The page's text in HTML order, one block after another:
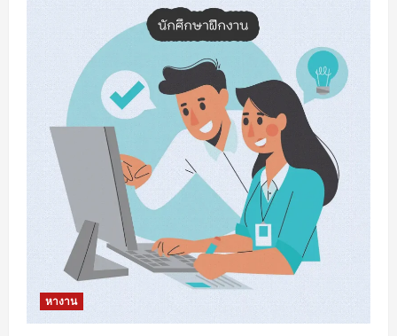
ยม
ความ
รับมือ
การ
หา
งาน
หางาน